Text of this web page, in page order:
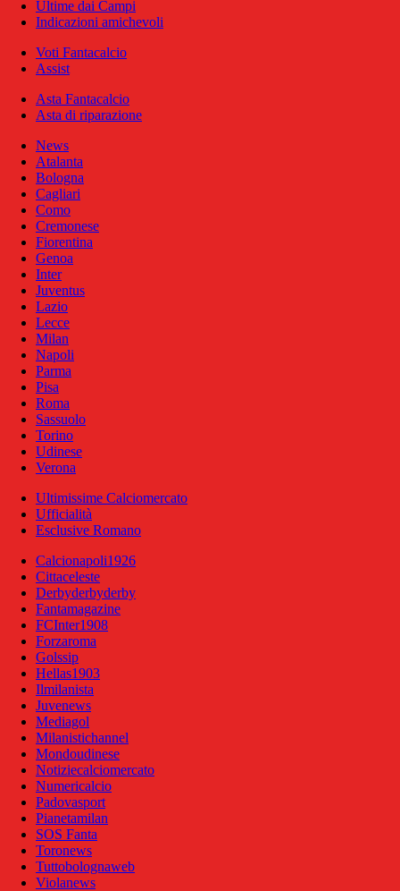
Ultime dai Campi
Indicazioni amichevoli
Voti Fantacalcio
Assist
Asta Fantacalcio
Asta di riparazione
News
Atalanta
Bologna
Cagliari
Como
Cremonese
Fiorentina
Genoa
Inter
Juventus
Lazio
Lecce
Milan
Napoli
Parma
Pisa
Roma
Sassuolo
Torino
Udinese
Verona
Ultimissime Calciomercato
Ufficialità
Esclusive Romano
Calcionapoli1926
Cittaceleste
Derbyderbyderby
Fantamagazine
FCInter1908
Forzaroma
Golssip
Hellas1903
Ilmilanista
Juvenews
Mediagol
Milanistichannel
Mondoudinese
Notiziecalciomercato
Numericalcio
Padovasport
Pianetamilan
SOS Fanta
Toronews
Tuttobolognaweb
Violanews